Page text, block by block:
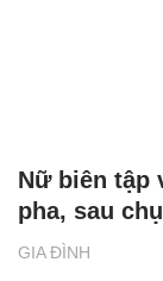
GIA ĐÌNH
Nữ biên tập
pha, sau